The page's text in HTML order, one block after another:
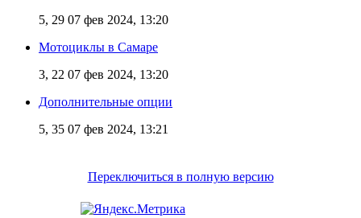
5, 29 07 фев 2024, 13:20
Мотоциклы в Самаре
3, 22 07 фев 2024, 13:20
Дополнительные опции
5, 35 07 фев 2024, 13:21
Переключиться в полную версию